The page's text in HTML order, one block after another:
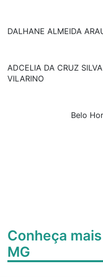
DALHANE ALMEIDA
ADCELIA DA CRUZ SILVA
VILARINO
Belo
Conheça
MG